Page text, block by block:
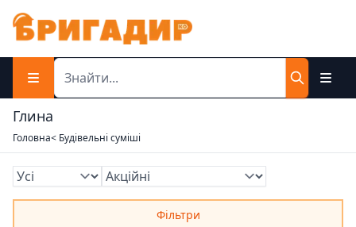
Глина
Головна< Будівельні суміші
Фільтри